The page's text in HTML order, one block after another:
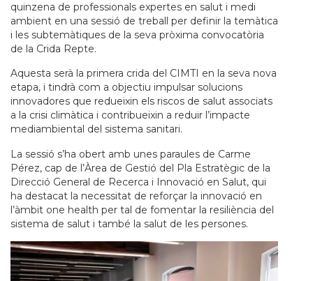
quinzena de professionals expertes en salut i medi
ambient en una sessió de treball per definir la temàtica
i les subtemàtiques de la seva pròxima convocatòria
de la Crida Repte.
Aquesta serà la primera crida del CIMTI en la seva nova
etapa, i tindrà com a objectiu impulsar solucions
innovadores que redueixin els riscos de salut associats
a la crisi climàtica i contribueixin a reduir l’impacte
mediambiental del sistema sanitari.
La sessió s’ha obert amb unes paraules de Carme
Pérez, cap de l’Àrea de Gestió del Pla Estratègic de la
Direcció General de Recerca i Innovació en Salut, qui
ha destacat la necessitat de reforçar la innovació en
l’àmbit one health per tal de fomentar la resiliència del
sistema de salut i també la salut de les persones.